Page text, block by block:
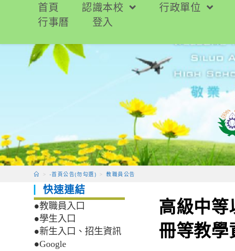
要
首頁 認識本校 行政單位
行事曆
登入
> -首頁公告(勿勾選) > 教職員公告
高級中
冊等教學
快速連結
●教職員入口
●學生入口
●新生入口、招生資訊
●Google